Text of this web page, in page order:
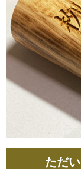
ただ